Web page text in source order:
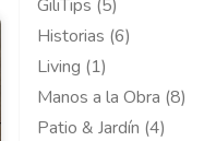
GiliTips (5)
Historias (6)
Living (1)
Manos a la Obra (8)
Patio & Jardín (4)